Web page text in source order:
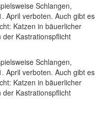
Schlangen,
April verboten. Auch gibt es
Katzen in bäuerlicher
Kastrationspflicht
Schlangen,
April verboten. Auch gibt es
Katzen in bäuerlicher
Kastrationspflicht